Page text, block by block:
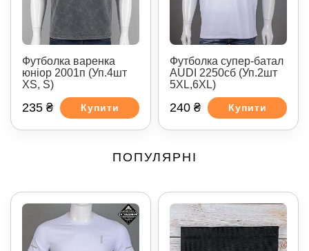
Футболка варенка
юніор 2001п (Уп.4шт
XS, S)
235 ₴ Купити
Футболка супер-батал
AUDI 2250сб (Уп.2шт
5XL,6XL)
240 ₴ Купити
ПОПУЛЯРНІ